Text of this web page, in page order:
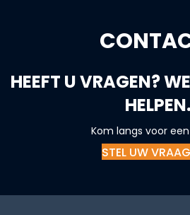
HEEFT U VRAGEN?
HELPEN.
Kom langs voor
STEL UW